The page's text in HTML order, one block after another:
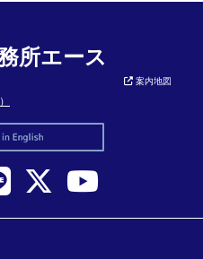
所エース
案内地図